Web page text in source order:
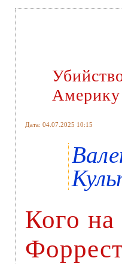
Америку
Дата: 04.07.2025 10:15
Кого